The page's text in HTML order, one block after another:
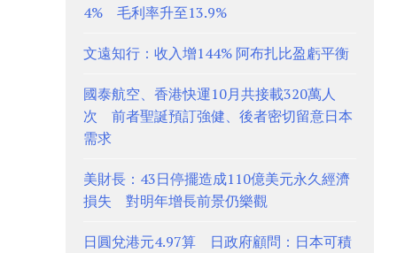
4% 毛利率升至13.9%
文遠知行：收入增144% 阿布扎比盈虧平衡
國泰航空、香港快運10月共接載320萬人
次 前者聖誕預訂強健、後者密切留意日本
需求
美財長：43日停擺造成110億美元永久經濟
損失 對明年增長前景仍樂觀
日圓兌港元4.97算 日政府顧問：日本可積